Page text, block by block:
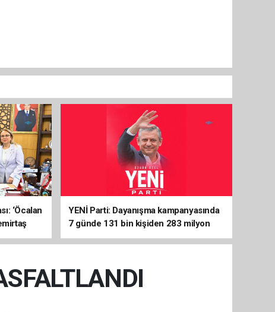
‘Öcalan
YENİ Parti: Dayanışma kampanyasında
7 günde 131 bin kişiden 283 milyon
liralık destek